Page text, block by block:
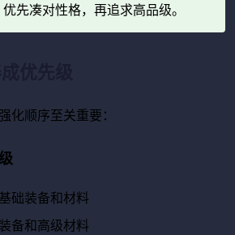
先凑对性格，再追求高品级。
化顺序至关重要：
础装备和材料
备和高级材料